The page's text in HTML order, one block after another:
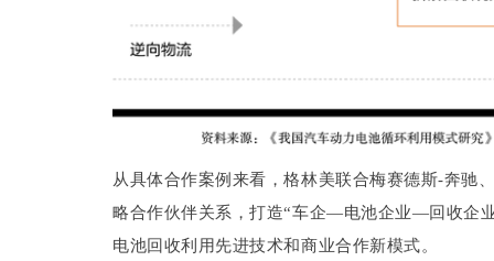
从具体合作案例来看，格林美联合梅赛德斯-奔驰
略合作伙伴关系，打造“车企—电池企业—回收企
电池回收利用先进技术和商业合作新模式。